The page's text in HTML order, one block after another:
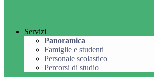
Servizi
Panoramica
Famiglie e studenti
Personale scolastico
Percorsi di studio